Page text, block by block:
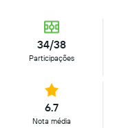
34/38
Participações
6.7
Nota média